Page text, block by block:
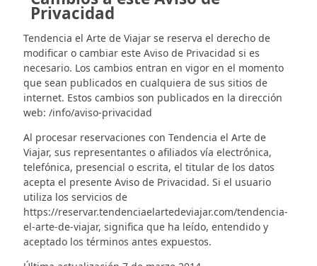
Privacidad
Tendencia el Arte de Viajar se reserva el derecho de
modificar o cambiar este Aviso de Privacidad si es
necesario. Los cambios entran en vigor en el momento
que sean publicados en cualquiera de sus sitios de
internet. Estos cambios son publicados en la dirección
web: /info/aviso-privacidad
Al procesar reservaciones con Tendencia el Arte de
Viajar, sus representantes o afiliados vía electrónica,
telefónica, presencial o escrita, el titular de los datos
acepta el presente Aviso de Privacidad. Si el usuario
utiliza los servicios de
https://reservar.tendenciaelartedeviajar.com/tendencia-
el-arte-de-viajar, significa que ha leído, entendido y
aceptado los términos antes expuestos.